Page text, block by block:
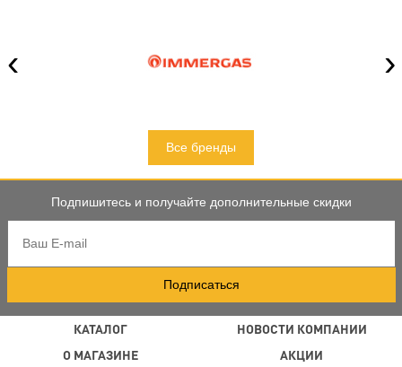
‹ ›
Все бренды
Подпишитесь и получайте дополнительные скидки
Подписаться
КАТАЛОГ
О МАГАЗИНЕ
НОВОСТИ КОМПАНИИ
АКЦИИ